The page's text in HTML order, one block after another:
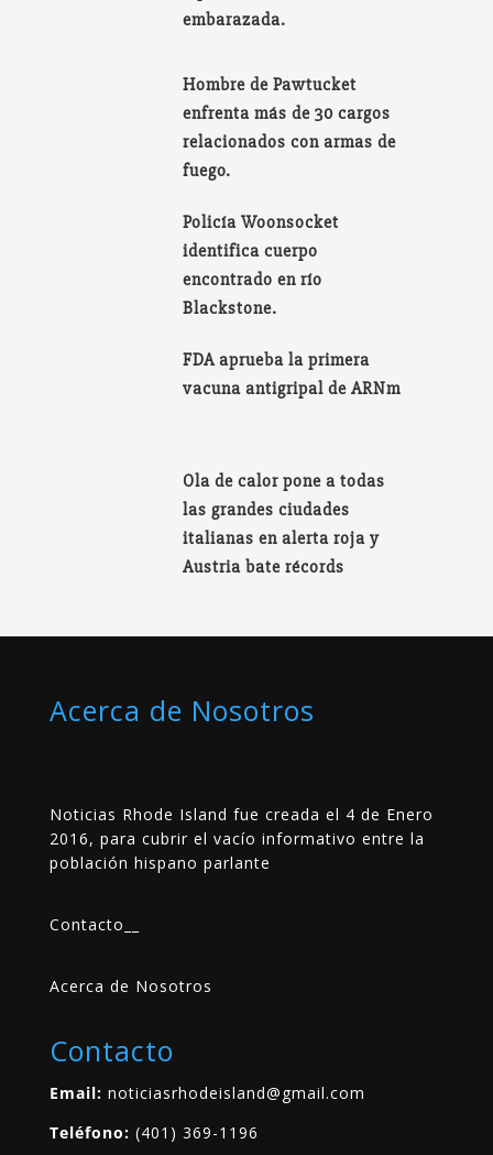
embarazada.
Hombre de Pawtucket
enfrenta más de 30 cargos
relacionados con armas de
fuego.
Policía Woonsocket
identifica cuerpo
encontrado en río
Blackstone.
FDA aprueba la primera
vacuna antigripal de ARNm
Ola de calor pone a todas
las grandes ciudades
italianas en alerta roja y
Austria bate récords
Acerca de Nosotros
Noticias Rhode Island fue creada el 4 de Enero
2016, para cubrir el vacío informativo entre la
población hispano parlante
Contacto
Acerca de Nosotros
Contacto
Email: noticiasrhodeisland@gmail.com
Teléfono: (401) 369-1196